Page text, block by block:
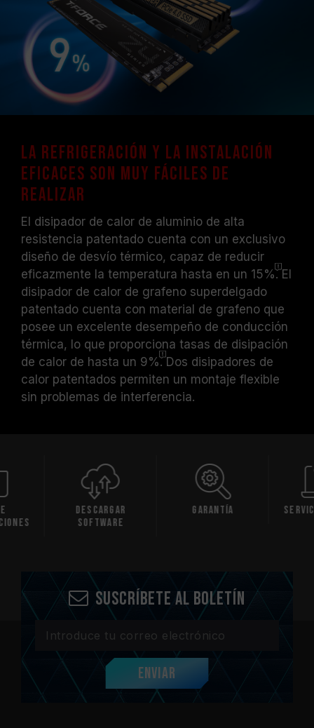
La refrigeración y la instalación
eficaces son muy fáciles de
realizar
El disipador de calor de aluminio de alta
resistencia patentado cuenta con un exclusivo
diseño de desvío térmico, capaz de reducir
eficazmente la temperatura hasta en un 15%.El
disipador de calor de grafeno superdelgado
patentado cuenta con material de grafeno que
posee un excelente desempeño de conducción
térmica, lo que proporciona tasas de disipación
de calor de hasta un 9%.Dos disipadores de
calor patentados permiten un montaje flexible
sin problemas de interferencia.
Garantía Servicio en línea
Suscríbete al boletín
Enviar